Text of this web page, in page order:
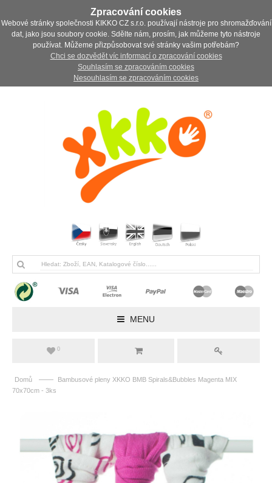
Zpracování cookies
Webové stránky společnosti KIKKO CZ s.r.o. používají nástroje pro shromažďování
dat, jako jsou soubory cookie. Sdělte nám, prosím, jak můžeme tyto nástroje
používat. Můžeme přizpůsobovat své stránky vašim potřebám?
Chci se dozvědět víc informací o zpracování cookies
Souhlasím se zpracováním cookies
Nesouhlasím se zpracováním cookies
MENU
0
Domů ——
Bambusové pleny XKKO BMB Spirals&Bubbles Magenta MIX
70x70cm - 3ks